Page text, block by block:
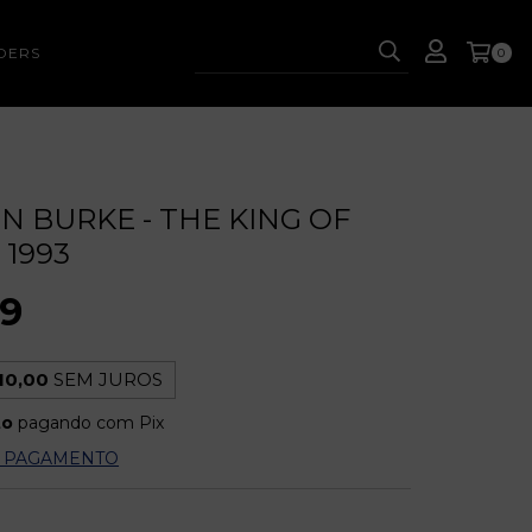
0
BURKE - THE KING OF
SEM JUROS
pagando com Pix